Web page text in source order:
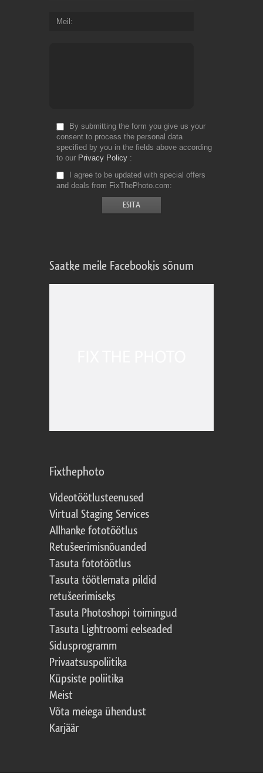
Meil
By submitting the form you give us your
consent to process the personal data
specified by you in the fields above according
to our Privacy Policy
I agree to be updated with special offers
and deals from FixThePhoto.com
Saatke meile Facebookis sõnum
Fixthephoto
Videotöötlusteenused
Virtual Staging Services
Allhanke fototöötlus
Retušeerimisnõuanded
Tasuta fototöötlus
Tasuta töötlemata pildid
retušeerimiseks
Tasuta Photoshopi toimingud
Tasuta Lightroomi eelseaded
Sidusprogramm
Privaatsuspoliitika
Küpsiste poliitika
Meist
Võta meiega ühendust
Karjäär